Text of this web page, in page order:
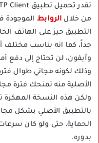
من خلال الروابط الموجودة
التطبيق حيز على الهاتف
جداً، كما انه يناسب مختلف
وآيفون، لن تحتاج إلى دفع
وذلك لكونه مجاني طوال
الأصلية منه تمنحك فترة
ولكن هذه النسخة المهكرة
بالتطبيق الأصلي بشكل
الحماية، حتى ولو كان
بدوره.